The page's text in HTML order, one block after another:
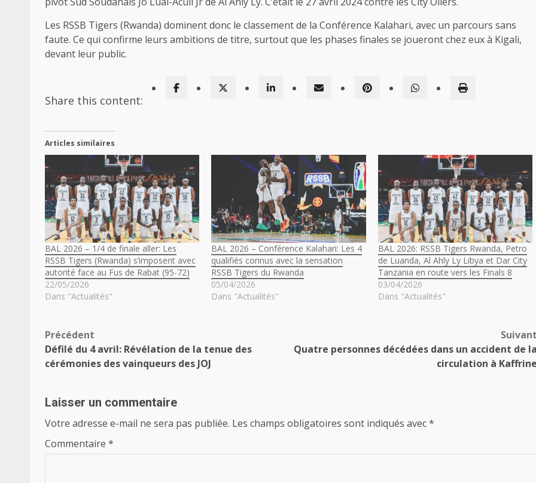
Les RSSB Tigers (Rwanda) dominent donc le classement de la Conférence Kalahari, avec un parcours sans
faute. Ce qui confirme leurs ambitions de titre, surtout que les phases finales se joueront chez eux à Kigali,
devant leur public.
Share this content:
Articles similaires
BAL 2026 – 1/4 de finale aller: Les
RSSB Tigers (Rwanda) s’imposent avec
autorité face au Fus de Rabat (95-72)
22/05/2026
Dans "Actualités"
BAL 2026 – Conférence Kalahari: Les 4
qualifiés connus avec la sensation
RSSB Tigers du Rwanda
05/04/2026
Dans "Actualités"
BAL 2026: RSSB Tigers Rwanda, Petro
de Luanda, Al Ahly Ly Libya et Dar City
Tanzania en route vers les Finals 8
03/04/2026
Dans "Actualités"
Navigation
d’article
Précédent
Défilé du 4 avril: Révélation de la tenue des
cérémonies des vainqueurs des JOJ
Suivant
Quatre personnes décédées dans un accident de la
circulation à Kaffrine
Laisser un commentaire
Votre adresse e-mail ne sera pas publiée. Les champs obligatoires sont indiqués avec*
Commentaire *